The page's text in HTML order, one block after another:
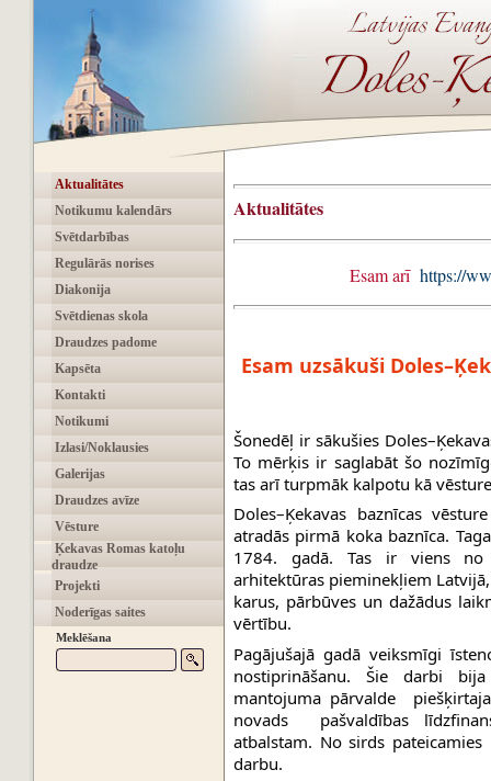
Aktualitātes
Notikumu kalendārs
Svētdarbības
Regulārās norises
Diakonija
Svētdienas skola
Draudzes padome
Kapsēta
Kontakti
Notikumi
Izlasi/Noklausies
Galerijas
Draudzes avīze
Vēsture
Ķekavas Romas katoļu
draudze
Projekti
Noderīgas saites
Meklēšana
Aktualitātes
Esam arī https://
Esam uzsākuši
Šonedēļ ir sākušies
To mērķis ir saglabāt šo
tas arī turpmāk kalpotu kā
Doles–Ķekavas baznīcas
atradās pirmā koka baznīca.
1784. gadā. Tas ir viens no
arhitektūras pieminekļiem
karus, pārbūves un dažādus
vērtību.
Pagājušajā gadā veiksmīgi
nostiprināšanu. Šie darbi
mantojuma pārvalde
novads
pašvaldības
atbalstam. No sirds
darbu.